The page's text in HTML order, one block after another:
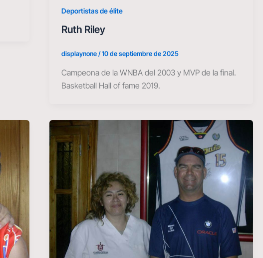
Deportistas de élite
Ruth Riley
displaynone/10 de septiembre de 2025
Campeona de la WNBA del 2003 y MVP de la final.
Basketball Hall of fame 2019.